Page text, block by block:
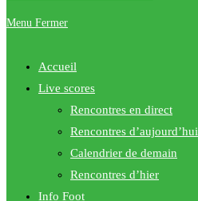
Menu Fermer
Accueil
Live scores
Rencontres en direct
Rencontres d’aujourd’hui
Calendrier de demain
Rencontres d’hier
Info Foot